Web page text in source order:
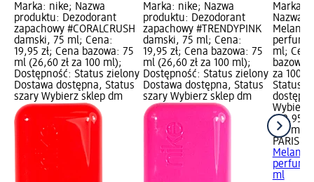
Marka: nike; Nazwa
produktu: Dezodorant
zapachowy #CORALCRUSH
damski, 75 ml; Cena:
19,95 zł; Cena bazowa: 75
ml (26,60 zł za 100 ml);
Dostępność: Status zielony
Dostawa dostępna, Status
szary Wybierz sklep dm
Marka: nike; Nazwa
produktu: Dezodorant
zapachowy #TRENDYPINK
damski, 75 ml; Cena:
19,95 zł; Cena bazowa: 75
ml (26,60 zł za 100 ml);
Dostępność: Status zielony
Dostawa dostępna, Status
szary Wybierz sklep dm
Marka:
Nazwa
ml;
bazowa:
za 100
Status
Wybierz
109,95 zł
100 ml
PARIS
ml